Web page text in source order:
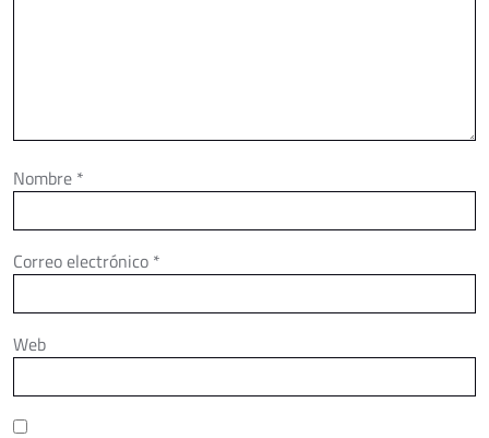
Nombre *
Correo electrónico *
Web